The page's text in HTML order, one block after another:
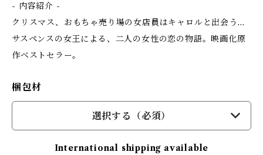
- 内容紹介 -
クリスマス、おもちゃ売り場の女店員はキャロルと出会う…
サスペンスの女王による、二人の女性の恋の物語。映画化原
作ベストセラー。
梱包材
選択する（必須）
International shipping available